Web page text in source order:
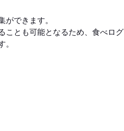
できます。
ことも可能となるため、食べログ